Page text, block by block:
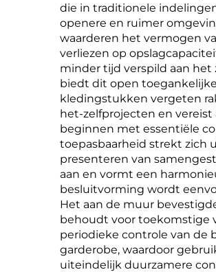
die in traditionele
openere en ruimer
waarderen het vermogen
verliezen op
minder tijd verspild aan
biedt dit open
kledingstukken vergeten
het-zelfprojecten en
beginnen met essentiële
toepasbaarheid strekt zich
presenteren van
aan en vormt een
besluitvorming wordt
Het aan de muur
behoudt voor toekomstige
periodieke controle van de
garderobe, waardoor
uiteindelijk duurzamere